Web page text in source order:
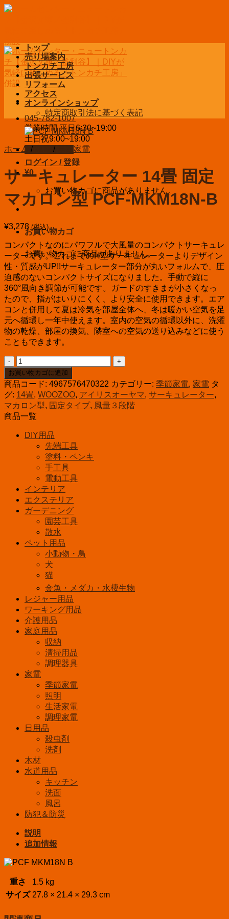
Skip
045-782-1007
営業時間 平日6:30~19:00
土日祝9:00~19:00
お問い合わせ
ログイン / 登録
¥0
お買い物カゴに商品がありません。
お買い物カゴ
お買い物カゴに商品がありません。
トップ
売り場案内
トンカチ工房
出張サービス
リフォーム
アクセス
オンラインショップ
特定商取引法に基づく表記
ホーム / / 季節家電
サーキュレーター 14畳 固定
マカロン型 PCF-MKM18N-B
¥3,278 (税込)
コンパクトなのにパワフルで大風量のコンパクトサーキュレ
ーターです。これまでのH型サーキュレーターよりデザイン
性・質感がUP!!サーキュレーター部分が丸いフォルムで、圧
迫感のないコンパクトサイズになりました。手動で縦に
360°風向き調節が可能です。ガードのすきまが小さくなっ
たので、指がはいりにくく、より安全に使用できます。エア
コンと併用して夏は冷気を部屋全体へ、冬は暖かい空気を足
元へ循環し一年中使えます。室内の空気の循環以外に、洗濯
物の乾燥、部屋の換気、隣室への空気の送り込みなどに使う
こともできます。
サ
ー
キ
ュ
レ
ー
ー
マ
カ
ロ
PCF-
MKM18N-
お買い物カゴに追加
商品コード: 4967576470322 カテゴリー: 季節家電, 家電 タ
グ: 14畳, WOOZOO, アイリスオーヤマ, サーキュレーター,
マカロン型, 固定タイプ, 風量３段階
商品一覧
DIY用品
先端工具
塗料・ペンキ
手工具
電動工具
インテリア
エクステリア
ガーデニング
園芸工具
散水
ペット用品
小動物・鳥
犬
猫
金魚・メダカ・水棲生物
レジャー用品
ワーキング用品
介護用品
家庭用品
収納
清掃用品
調理器具
家電
季節家電
照明
生活家電
調理家電
日用品
殺虫剤
洗剤
木材
水道用品
キッチン
洗面
風呂
防犯＆防災
説明
追加情報
重さ
1.5 kg
サイズ 27.8 × 21.4 × 29.3 cm